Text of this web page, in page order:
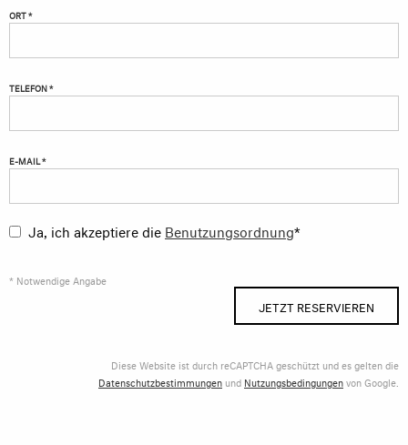
ORT *
TELEFON *
E-MAIL *
Ja, ich akzeptiere die Benutzungsordnung*
* Notwendige Angabe
JETZT RESERVIEREN
Diese Website ist durch reCAPTCHA geschützt und es gelten die
Datenschutzbestimmungen und Nutzungsbedingungenvon Google.